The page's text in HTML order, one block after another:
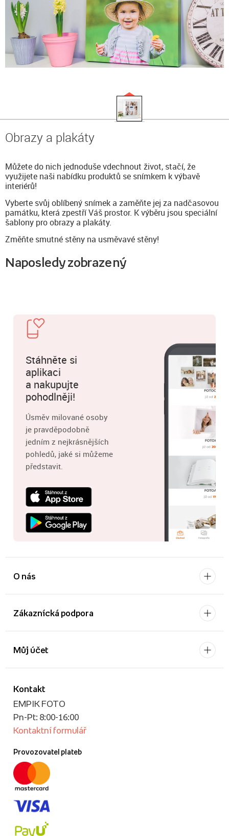
Obrazy a plakáty
Můžete do nich jednoduše vdechnout život, stačí, že
využijete naši nabídku produktů se snímkem k výbavě
interiérů!
Vyberte svůj oblíbený snímek a zaměňte jej za nadčasovou
památku, která zpestří Váš prostor. K výběru jsou speciální
šablony pro obrazy a plakáty.
Změňte smutné stěny na usměvavé stěny!
Naposledy zobrazený
Stáhněte si
aplikaci
a nakupujte
pohodlněji!
Úsměv milované osoby
je pravděpodobně
jedním z nejkrásnějších
pohledů, jaké si můžeme
představit.
O nás
Zákaznícká podpora
Kontakt
EMPIK FOTO
Pn-Pt: 8:00-16:00
Kontaktní formulář
Provozovatel plateb
Můj účet